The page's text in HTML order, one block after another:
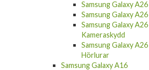
Samsung Galaxy
Samsung Galaxy A26
Samsung Galaxy
Kameraskydd
Samsung Galaxy
Hörlurar
Samsung Galaxy A16